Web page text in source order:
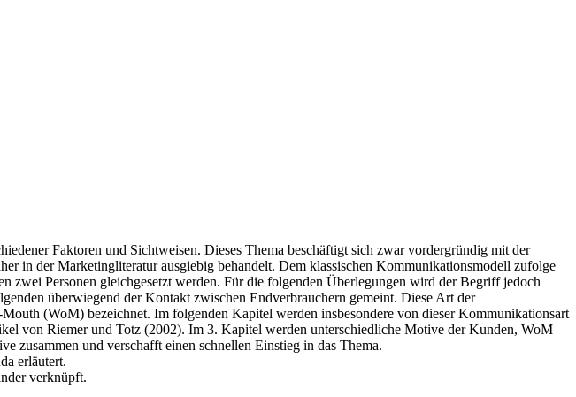
Faktoren und Sichtweisen. Dieses Thema beschäftigt sich zwar vordergründig mit der
in der Marketingliteratur ausgiebig behandelt. Dem klassischen Kommunikationsmodell zufolge
Personen gleichgesetzt werden. Für die folgenden Überlegungen wird der Begriff jedoch
überwiegend der Kontakt zwischen Endverbrauchern gemeint. Diese Art der
(WoM) bezeichnet. Im folgenden Kapitel werden insbesondere von dieser Kommunikationsart
von Riemer und Totz (2002). Im 3. Kapitel werden unterschiedliche Motive der Kunden, WoM
zusammen und verschafft einen schnellen Einstieg in das Thema.
erläutert.
verknüpft.